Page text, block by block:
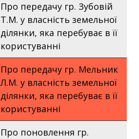
Про передачу гр. Зубовій
Т.М. у власність земельної
ділянки, яка перебуває в її
користуванні
Про передачу гр. Мельник
Л.М. у власність земельної
ділянки, яка перебуває в її
користуванні
Про поновлення гр.